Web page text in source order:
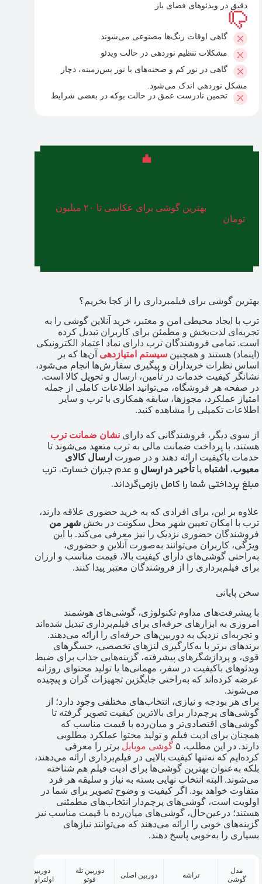
دقیق در ویدئوهای فضای باز
گاهی اوقات رنگ‌ها مصنوعی می‌شوند.
مشکلات تنظیم نوردهی در حالت ویدئو
گاهی در نور کم و صحنه‌های با نور پس‌زمینه، دچار
مشکل نوردهی اندک می‌شود.
تخمین نادرست عمق در حالت بوکه در بعضی شرایط
بهترین گوشی برای عکاسی تا ۲۰ میلیون
تومان
بهترین گوشی برای فیلمبرداری را از کجا بخریم؟
ترب با ایجاد محیطی امن و معتبر، خرید آنلاین گوشی را به
تجربه‌ای لذت‌بخش و مطمئن برای کاربران تبدیل کرده
است. تمامی فروشندگان ترب دارای نماد اعتماد الکترونیکی
(اینماد) هستند و همچنین سیستم امتیازدهی آن‌ها که بر
اساس نظرات خریداران و پیگیری سفارش‌ها انجام می‌شود،
نشانگر کیفیت خدمات در تأمین، ارسال و تحویل کالا است.
در صفحه هر فروشگاه، می‌توانید اطلاعات کاملی از جمله
امتیاز عملکرد، مجوزها، سابقه همکاری با ترب و سایر
اطلاعات تکمیلی را مشاهده کنید.
از سوی دیگر، فروشندگانی که دارای نشان ضمانت ترب
هستند، با پرداخت ضمانت مالی به ترب متعهد می‌شوند تا
خدمات باکیفیت ارائه دهند و در صورت ارسال کالای
معیوب، اشتباه یاتأخیر در ارسال و عدم جبران خسارت، ترب
مبلغ پرداختی شما را کامل بازمی‌گرداند.
علاوه بر این، برای افرادی که به خرید حضوری علاقه دارند،
ترب با امکان تعیین شهر محل سکونت در بخش شهر من
فروشندگان حضوری نزدیک را نیز معرفی می‌کند. با این
ویژگی، کاربران می‌توانند به‌صورت آنلاین و حضوری،
به‌راحتی گوشی‌های دارای کیفیت بالا، قیمت مناسب و ارزان
برای فیلم‌برداری را از فروشندگان معتبر پیدا کنند.
سخن پایانی
با پیشرفت‌های مداوم تکنولوژی، گوشی‌های هوشمند
امروزی به ابزارهای حرفه‌ای برای فیلم‌برداری تبدیل شده‌اند
و تجربه‌ای نزدیک به دوربین‌های حرفه‌ای را ارائه می‌دهند.
برندهای برتر با به‌کارگیری لنزهای تخصصی، حسگرهای
قوی، و پردازشگرهای پیشرفته، گزینه‌هایی جذاب برای ضبط
ویدئوهای باکیفیت در سفر، مهمانی‌ها یا تولید محتوای روزانه
عرضه کرده‌اند که به‌راحتی جایگزین تجهیزات گران و پیچیده
می‌شوند.
برای هر بودجه و نیازی، انتخاب‌های مختلفی وجود دارد؛ از
گوشی‌های پرچم‌دار برای بالاترین کیفیت تصویر گرفته تا
گوشی‌های اقتصادی‌تر و میان‌رده با قیمت مناسب که
همچنان برای ادیت فیلم و تولید محتوا عملکرد مطلوبی
دارند. در این مطلب، ۵
گوشی موبایل برتر را معرفی
کرده‌ایم که نه‌تنها کیفیت بالایی در فیلم‌برداری ارائه می‌دهند،
بلکه به‌عنوان بهترین گوشی‌ها برای ادیت فیلم هم شناخته
می‌شوند. البته انتخاب نهایی بسته به نیاز و سلیقه هر فرد
متفاوت خواهد بود. اگر کیفیت و وضوح تصویر برای شما در
اولویت است، گوشی‌های پرچم‌دار انتخاب‌های مطمئنی
هستند؛ درعین‌حال، گوشی‌های میان‌رده با قیمت مناسب نیز
گزینه‌های خوبی را ارائه می‌دهند که می‌توانند نیازهای
بسیاری را به‌خوبی پاسخ دهند.
مدل
گوشی
تراشه دوربین اصلی
دوربین تله
فوتو
دوربین
اولتراواید